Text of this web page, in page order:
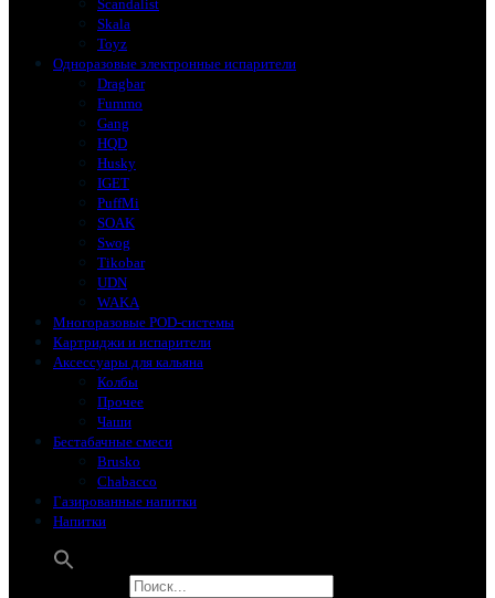
Scandalist
Skala
Toyz
Одноразовые электронные испарители
Dragbar
Fummo
Gang
HQD
Husky
IGET
PuffMi
SOAK
Swog
Tikobar
UDN
WAKA
Многоразовые POD-системы
Картриджи и испарители
Аксессуары для кальяна
Колбы
Прочее
Чаши
Бестабачные смеси
Brusko
Chabacco
Газированные напитки
Напитки